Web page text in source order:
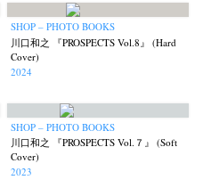
Documents Contact About Shop
Bookstores Newsletter
SHOP – PHOTO BOOKS
川口和之 『PROSPECTS Vol.8』 (Hard
Cover)
2024
SHOP – PHOTO BOOKS
川口和之 『PROSPECTS Vol.７』 (Soft
Cover)
2023